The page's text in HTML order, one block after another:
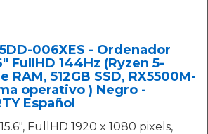
006XES - Ordenador
FullHD 144Hz (Ryzen 5-
RAM, 512GB SSD, RX5500M-
operativo ) Negro -
Español
FullHD 1920 x 1080 pixels,